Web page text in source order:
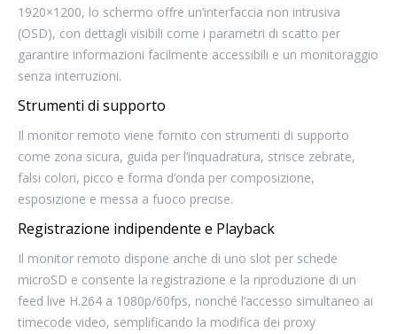
1920×1200, lo schermo offre un’interfaccia non intrusiva
(OSD), con dettagli visibili come i parametri di scatto per
garantire informazioni facilmente accessibili e un monitoraggio
senza interruzioni.
Strumenti di supporto
Il monitor remoto viene fornito con strumenti di supporto
come zona sicura, guida per l’inquadratura, strisce zebrate,
falsi colori, picco e forma d’onda per composizione,
esposizione e messa a fuoco precise.
Registrazione indipendente e Playback
Il monitor remoto dispone anche di uno slot per schede
microSD e consente la registrazione e la riproduzione di un
feed live H.264 a 1080p/60fps, nonché l’accesso simultaneo ai
timecode video, semplificando la modifica dei proxy